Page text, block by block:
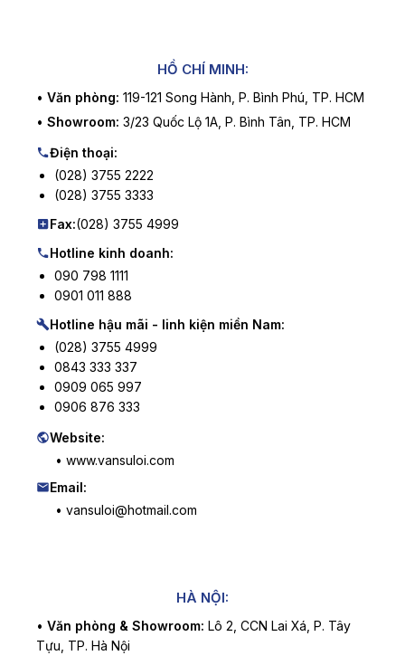
HỒ CHÍ MINH:
• Văn phòng: 119-121 Song Hành, P. Bình Phú, TP. HCM
• Showroom: 3/23 Quốc Lộ 1A, P. Bình Tân, TP. HCM
Điện thoại:
(028) 3755 2222
(028) 3755 3333
Fax:(028) 3755 4999
Hotline kinh doanh:
090 798 1111
0901 011 888
Hotline hậu mãi - linh kiện miền Nam:
(028) 3755 4999
0843 333 337
0909 065 997
0906 876 333
Website:
• www.vansuloi.com
Email:
• vansuloi@hotmail.com
HÀ NỘI:
• Văn phòng & Showroom: Lô 2, CCN Lai Xá, P. Tây
Tựu, TP. Hà Nội